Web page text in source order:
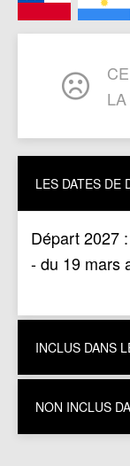
LES DATES DE
Départ 2027 :
- du 19 mars
INCLUS DANS
NOS PRIX
Charles de
NON INCLUS